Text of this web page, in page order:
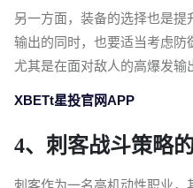
另一方面，装备的选择也是
输出的同时，也要适当考虑防
尤其是在面对敌人的高爆发输
XBETt星投官网APP
4、刺客战斗策略
刺客作为一名高机动性职业